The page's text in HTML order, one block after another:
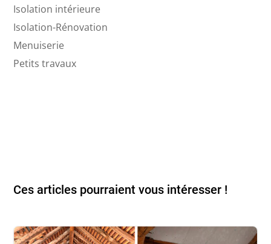
Isolation intérieure
Isolation-Rénovation
Menuiserie
Petits travaux
Ces articles pourraient vous intéresser !